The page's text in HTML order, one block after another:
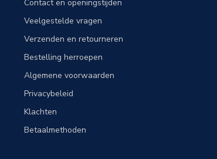
Contact en openingstijden
Veelgestelde vragen
Verzenden en retourneren
Bestelling herroepen
Algemene voorwaarden
Privacybeleid
Klachten
Betaalmethoden